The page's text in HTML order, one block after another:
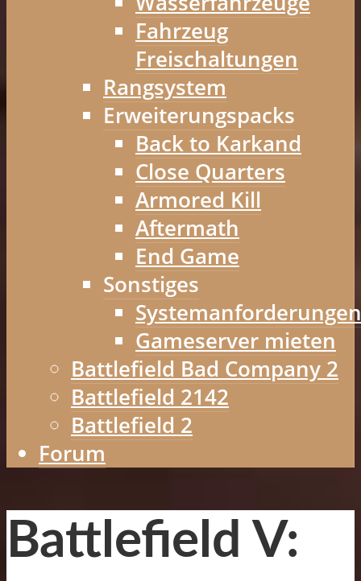
Fahrzeug
Freischaltungen
Rangsystem
Erweiterungspacks
Back to Karkand
Close Quarters
Armored Kill
Aftermath
End Game
Sonstiges
Systemanforderungen
Gameserver mieten
Battlefield Bad Company 2
Battlefield 2142
Battlefield 2
Forum
Battlefield V: